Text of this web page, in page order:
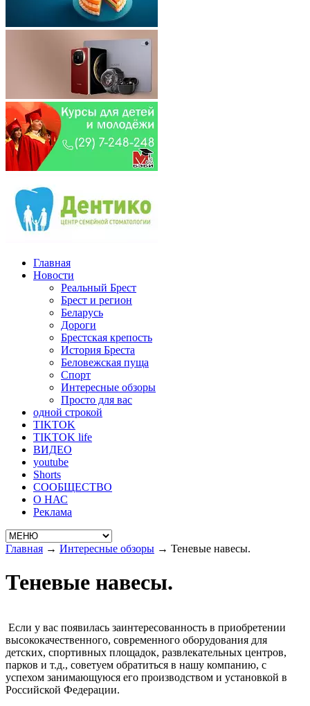
Главная
Новости
Реальный Брест
Брест и регион
Беларусь
Дороги
Брестская крепость
История Бреста
Беловежская пуща
Спорт
Интересные обзоры
Просто для вас
одной строкой
TIKTOK
TIKTOK life
ВИДЕО
youtube
Shorts
СООБЩЕСТВО
О НАС
Реклама
Главная → Интересные обзоры → Теневые навесы.
Теневые навесы.
Если у вас появилась заинтересованность в приобретении
высококачественного, современного оборудования для
детских, спортивных площадок, развлекательных центров,
парков и т.д., советуем обратиться в нашу компанию, с
успехом занимающуюся его производством и установкой в
Российской Федерации.